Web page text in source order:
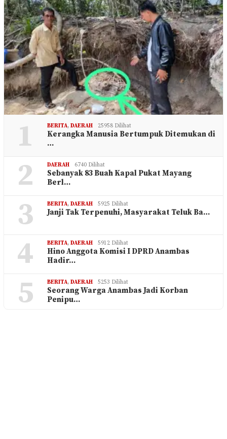
1 BERITA, DAERAH 25958 Dilihat
Kerangka Manusia Bertumpuk Ditemukan di
…
2 DAERAH 6740 Dilihat
Sebanyak 83 Buah Kapal Pukat Mayang
Berl…
3 BERITA, DAERAH 5925 Dilihat
Janji Tak Terpenuhi, Masyarakat Teluk Ba…
4 BERITA, DAERAH 5912 Dilihat
Hino Anggota Komisi I DPRD Anambas
Hadir…
5 BERITA, DAERAH 5253 Dilihat
Seorang Warga Anambas Jadi Korban
Penipu…